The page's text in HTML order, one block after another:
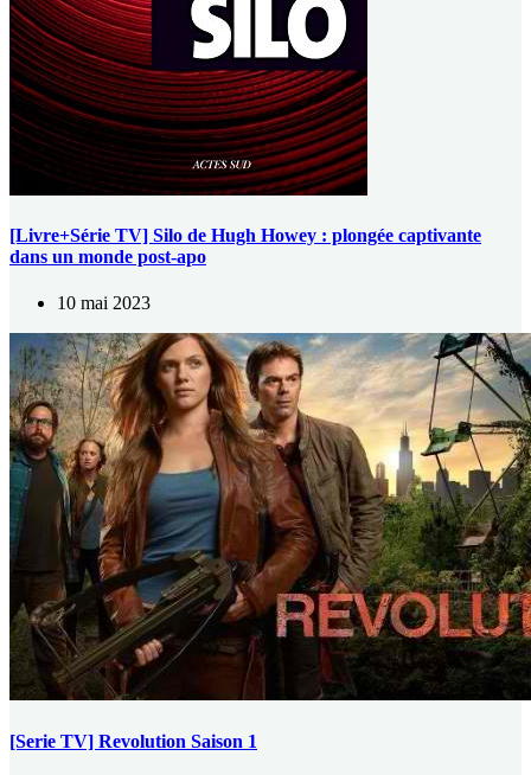
[Livre+Série TV] Silo de Hugh Howey : plongée captivante
dans un monde post-apo
10 mai 2023
[Serie TV] Revolution Saison 1